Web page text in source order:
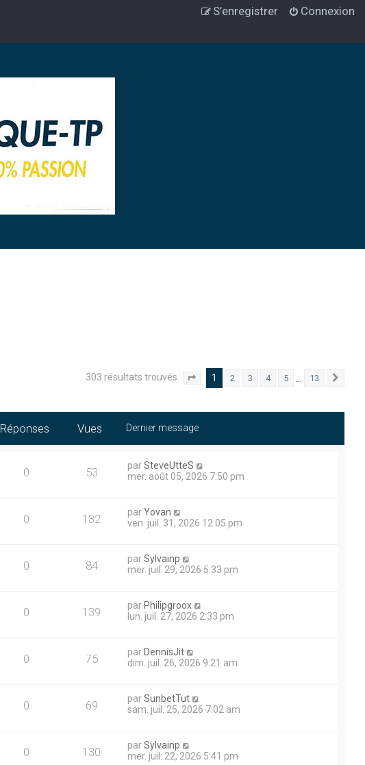
Connexion
S’enregistrer
303 résultats trouvés Page sur 13
1 2 3 4 5 13
Réponses Vues Dernier message
0 53 parSteveUtteS
mer. août 05, 2026 7:50 pm
0 132 parYovan
ven. juil. 31, 2026 12:05 pm
0 84 parSylvainp
mer. juil. 29, 2026 5:33 pm
0 139 par Philipgroox
lun. juil. 27, 2026 2:33 pm
0 75 par DennisJit
dim. juil. 26, 2026 9:21 am
0 69 parSunbetTut
sam. juil. 25, 2026 7:02 am
0 130 parSylvainp
mer. juil. 22, 2026 5:41 pm